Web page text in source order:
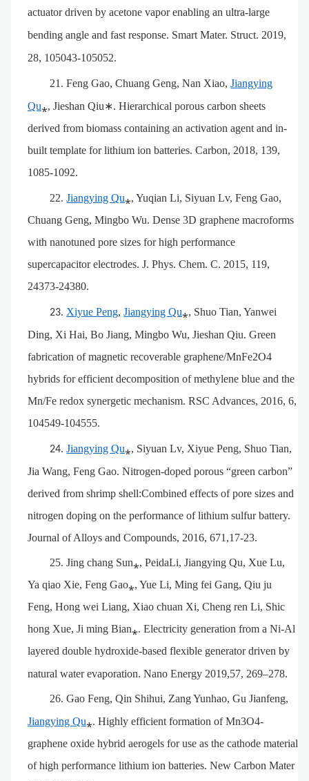
actuator driven by acetone vapor enabling an ultra-large
bending angle and fast response. Smart Mater. Struct. 2019,
28, 105043-105052.
21.Feng Gao, Chuang Geng, Nan Xiao,Jiangying
Qu⁎, Jieshan Qiu∗. Hierarchical porous carbon sheets
derived from biomass containing an activation agent and in-
built template for lithium ion batteries. Carbon, 2018, 139,
1085-1092.
22.Jiangying Qu⁎, Yuqian Li, Siyuan Lv, Feng Gao,
Chuang Geng, Mingbo Wu. Dense 3D graphene macroforms
with nanotuned pore sizes for high performance
supercapacitor electrodes. J. Phys. Chem. C. 2015, 119,
24373-24380.
23.Xiyue Peng,Jiangying Qu⁎, Shuo Tian, Yanwei
Ding, Xi Hai, Bo Jiang, Mingbo Wu, Jieshan Qiu. Green
fabrication of magnetic recoverable graphene/MnFe2O4
hybrids for efficient decomposition of methylene blue and the
Mn/Fe redox synergetic mechanism. RSC Advances, 2016, 6,
104549-104555.
24.Jiangying Qu⁎, Siyuan Lv, Xiyue Peng, Shuo Tian,
Jia Wang, Feng Gao. Nitrogen-doped porous “green carbon”
derived from shrimp shell:Combined effects of pore sizes and
nitrogen doping on the performance of lithium sulfur battery.
Journal of Alloys and Compounds, 2016, 671,17-23.
25.Jing chang Sun⁎, PeidaLi, Jiangying Qu, Xue Lu,
Ya qiao Xie, Feng Gao⁎, Yue Li, Ming fei Gang, Qiu ju
Feng, Hong wei Liang, Xiao chuan Xi, Cheng ren Li, Shic
hong Xue, Ji ming Bian⁎. Electricity generation from a Ni-Al
layered double hydroxide-based flexible generator driven by
natural water evaporation. Nano Energy 2019,57, 269–278.
26.Gao Feng, Qin Shihui, Zang Yunhao, Gu Jianfeng,
Jiangying Qu⁎. Highly efficient formation of Mn3O4-
graphene oxide hybrid aerogels for use as the cathode material
of high performance lithium ion batteries. New Carbon Mater